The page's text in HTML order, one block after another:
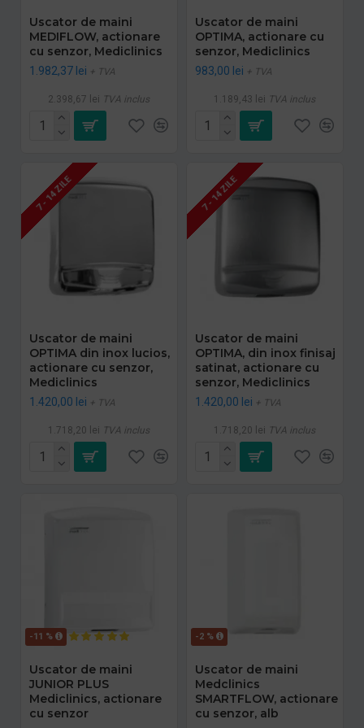
Uscator de maini
MEDIFLOW, actionare
cu senzor, Mediclinics
1.982,37 lei + TVA
2.398,67 lei TVA inclus
Uscator de maini
OPTIMA, actionare cu
senzor, Mediclinics
983,00 lei + TVA
1.189,43 lei TVA inclus
7 - 14 ZILE
Uscator de maini
OPTIMA din inox lucios,
actionare cu senzor,
Mediclinics
1.420,00 lei + TVA
1.718,20 lei TVA inclus
7 - 14 ZILE
Uscator de maini
OPTIMA, din inox finisaj
satinat, actionare cu
senzor, Mediclinics
1.420,00 lei + TVA
1.718,20 lei TVA inclus
-11 %
Uscator de maini
JUNIOR PLUS
Mediclinics, actionare
cu senzor
-2 %
Uscator de maini
Medclinics
SMARTFLOW, actionare
cu senzor, alb